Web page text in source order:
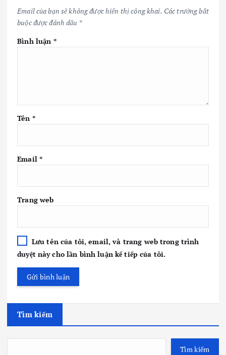
Email của bạn sẽ không được hiển thị công khai. Các trường bắt
buộc được đánh dấu *
Bình luận *
Tên *
Email *
Trang web
Lưu tên của tôi, email, và trang web trong trình
duyệt này cho lần bình luận kế tiếp của tôi.
Tìm kiếm
Tìm kiếm